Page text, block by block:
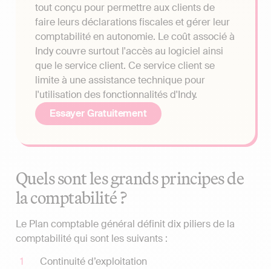
tout conçu pour permettre aux clients de
faire leurs déclarations fiscales et gérer leur
comptabilité en autonomie. Le coût associé à
Indy couvre surtout l'accès au logiciel ainsi
que le service client. Ce service client se
limite à une assistance technique pour
l'utilisation des fonctionnalités d'Indy.
Essayer Gratuitement
Quels sont les grands principes de
la comptabilité ?
Le Plan comptable général définit dix piliers de la
comptabilité qui sont les suivants :
Continuité d’exploitation